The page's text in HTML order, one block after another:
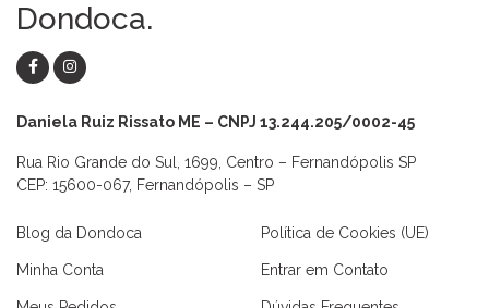
Dondoca.
Daniela Ruiz Rissato ME – CNPJ 13.244.205/0002-45
Rua Rio Grande do Sul, 1699, Centro – Fernandópolis SP
CEP: 15600-067, Fernandópolis – SP
Blog da Dondoca
Minha Conta
Política de Cookies (UE)
Entrar em Contato